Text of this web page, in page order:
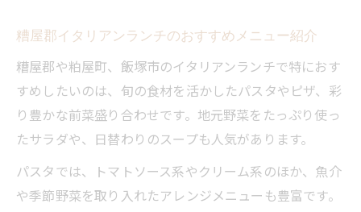
糟屋郡イタリアンランチのおすすめメニュー紹介
糟屋郡や粕屋町、飯塚市のイタリアンランチで特におす
すめしたいのは、旬の食材を活かしたパスタやピザ、彩
り豊かな前菜盛り合わせです。地元野菜をたっぷり使っ
たサラダや、日替わりのスープも人気があります。
パスタでは、トマトソース系やクリーム系のほか、魚介
や季節野菜を取り入れたアレンジメニューも豊富です。